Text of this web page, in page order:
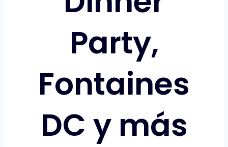
Party,
Fontaines
DC y más